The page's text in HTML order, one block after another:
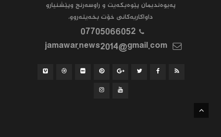
په‌یوه‌ندیمان پێوه‌بکه‌یت و راوسه‌رنج وپێشنیارو
داواکاریه‌کانى خۆت بخه‌یته‌روو.
07705066052
jamawar.news2014@gmail.com